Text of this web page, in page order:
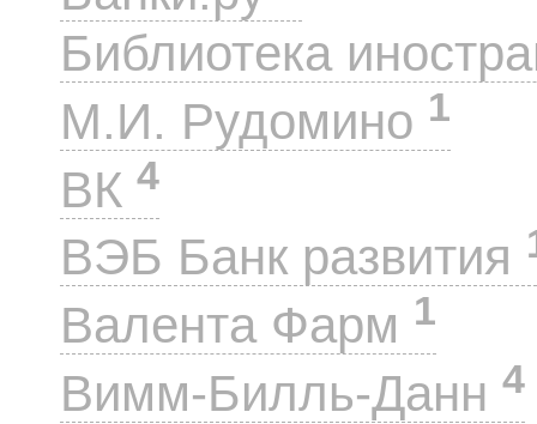
Библиотека
М.И. Рудомино 1
ВК 4
ВЭБ Банк развития
Валента Фарм 1
Вимм-Билль-Данн 4